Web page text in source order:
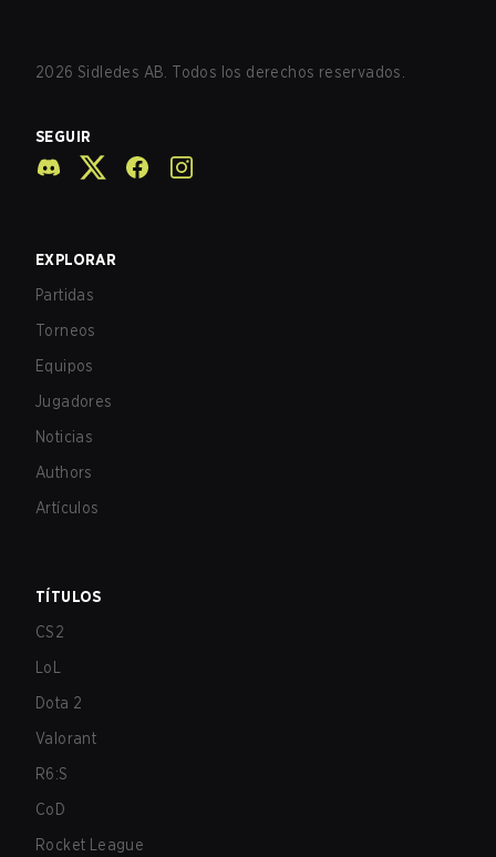
2026 Sidledes AB. Todos los derechos reservados.
SEGUIR
EXPLORAR
Partidas
Torneos
Equipos
Jugadores
Noticias
Authors
Artículos
TÍTULOS
CS2
LoL
Dota 2
Valorant
R6:S
CoD
Rocket League